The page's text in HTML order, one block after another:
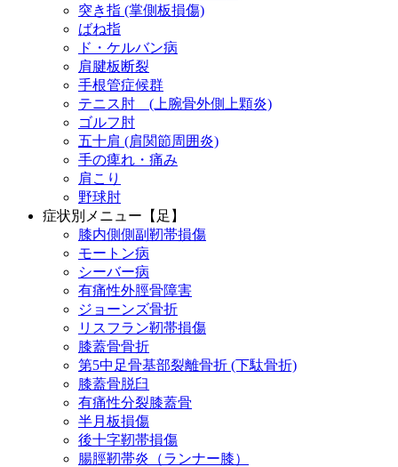
突き指 (掌側板損傷)
ばね指
ド・ケルバン病
肩腱板断裂
手根管症候群
テニス肘 (上腕骨外側上顆炎)
ゴルフ肘
五十肩 (肩関節周囲炎)
手の痺れ・痛み
肩こり
野球肘
症状別メニュー【足】
膝内側側副靭帯損傷
モートン病
シーバー病
有痛性外脛骨障害
ジョーンズ骨折
リスフラン靭帯損傷
膝蓋骨骨折
第5中足骨基部裂離骨折 (下駄骨折)
膝蓋骨脱臼
有痛性分裂膝蓋骨
半月板損傷
後十字靭帯損傷
腸脛靭帯炎（ランナー膝）